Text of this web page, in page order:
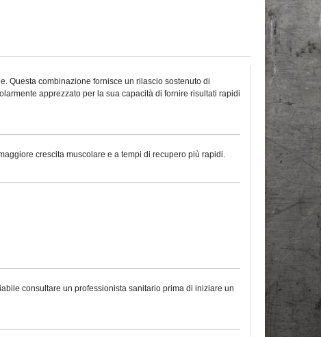
Questa combinazione fornisce un rilascio sostenuto di
apprezzato per la sua capacità di fornire risultati rapidi
crescita muscolare e a tempi di recupero più rapidi.
consultare un professionista sanitario prima di iniziare un